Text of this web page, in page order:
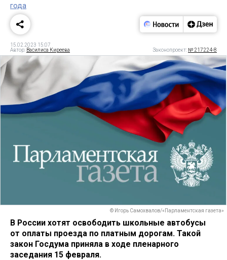
года
15.02.2023 15:07
Автор: Василиса Киреева Законопроект: № 217224-8
© Игорь Самохвалов/«Парламентская газета»
В России хотят освободить школьные автобусы
от оплаты проезда по платным дорогам. Такой
закон Госдума приняла в ходе пленарного
заседания 15 февраля.